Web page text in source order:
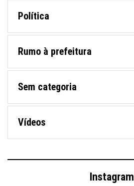
Política
Rumo à prefeitura
Sem categoria
Vídeos
Instagram